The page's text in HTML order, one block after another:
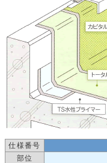
仕様番号
部位